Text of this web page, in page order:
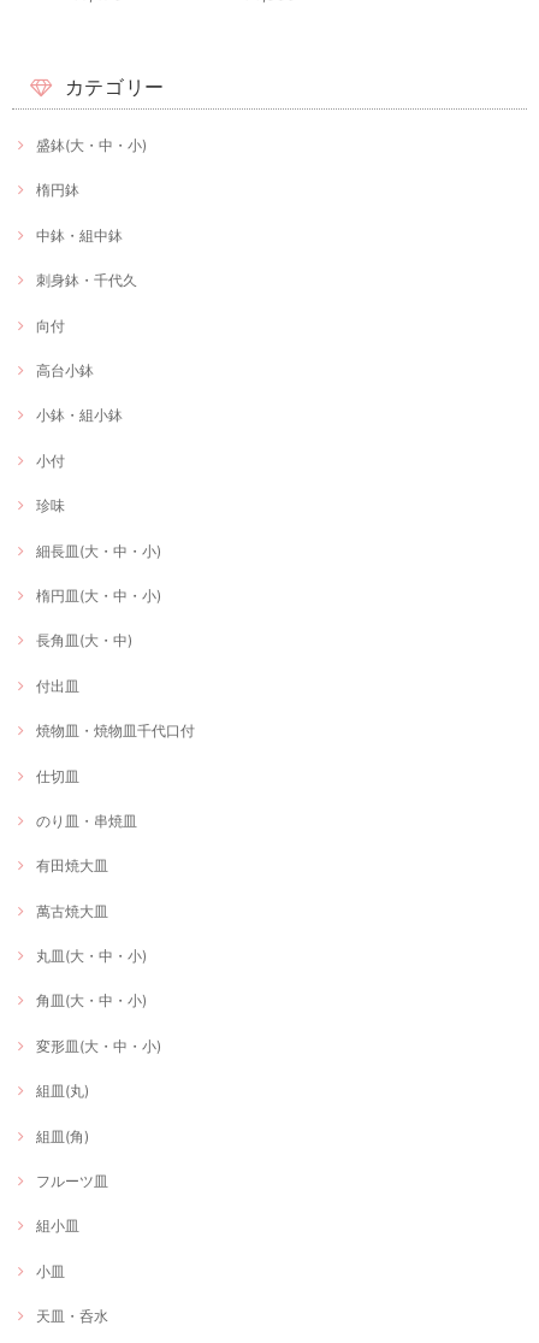
カテゴリー
盛鉢(大・中・小)
楕円鉢
中鉢・組中鉢
刺身鉢・千代久
向付
高台小鉢
小鉢・組小鉢
小付
珍味
細長皿(大・中・小)
楕円皿(大・中・小)
長角皿(大・中)
付出皿
焼物皿・焼物皿千代口付
仕切皿
のり皿・串焼皿
有田焼大皿
萬古焼大皿
丸皿(大・中・小)
角皿(大・中・小)
変形皿(大・中・小)
組皿(丸)
組皿(角)
フルーツ皿
組小皿
小皿
天皿・呑水